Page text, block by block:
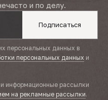
и по делу.
Подписаться
персональных данных в
персональных данных и
информационные рассылки
на рекламные рассылки.